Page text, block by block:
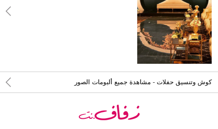
كوش وتنسيق حفلات - مشاهدة جميع ألبومات الصور